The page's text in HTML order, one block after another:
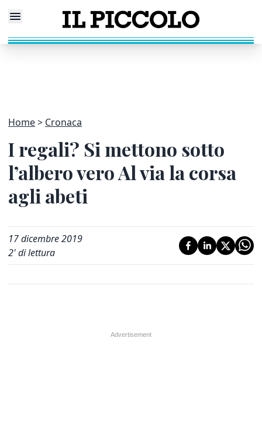
Home Cronaca
I regali? Si mettono sotto
l’albero vero Al via la corsa
agli abeti
17 dicembre 2019
2' di lettura